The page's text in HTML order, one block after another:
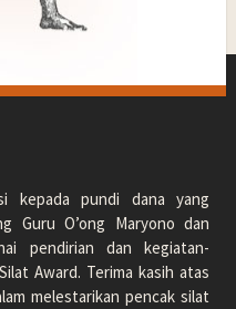
kepada pundi dana yang
Guru O’ong Maryono dan
pendirian dan kegiatan-
Award. Terima kasih atas
melestarikan pencak silat